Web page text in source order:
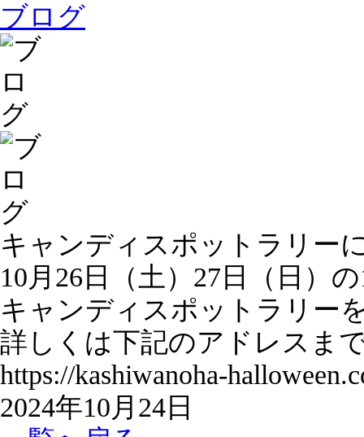
ブログ
キャンディスポットラリー
10月26日（土）27日（日）
キャンディスポットラリー
詳しくは下記のアドレスま
https://kashiwanoha-
2024年10月24日